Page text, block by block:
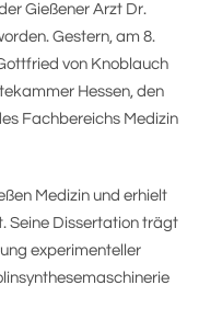
Gießener Arzt Dr.
Gestern, am 8.
von Knoblauch
Hessen, den
Fachbereichs Medizin
Medizin und erhielt
Seine Dissertation trägt
experimenteller